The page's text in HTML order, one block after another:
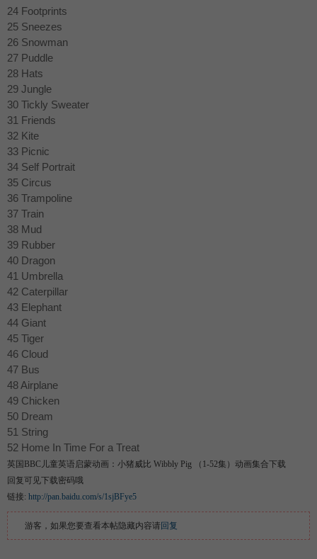
24 Footprints
25 Sneezes
26 Snowman
27 Puddle
28 Hats
29 Jungle
30 Tickly Sweater
31 Friends
32 Kite
33 Picnic
34 Self Portrait
35 Circus
36 Trampoline
37 Train
38 Mud
39 Rubber
40 Dragon
41 Umbrella
42 Caterpillar
43 Elephant
44 Giant
45 Tiger
46 Cloud
47 Bus
48 Airplane
49 Chicken
50 Dream
51 String
52 Home In Time For a Treat
英国BBC儿童英语启蒙动画：小猪威比 Wibbly Pig （1-52集）动画集合下载
回复可见下载密码哦
链接: http://pan.baidu.com/s/1sjBFye5
游客，如果您要查看本帖隐藏内容请回复